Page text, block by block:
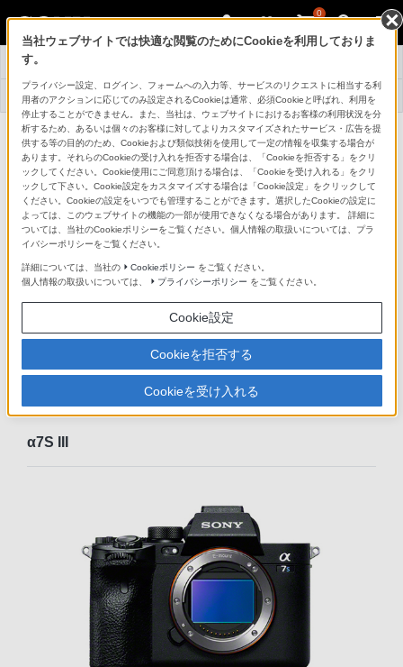
0
店舗情報・
アクセス
採用情報
よくある
お問い合わせ
新商品 発売前先行体験・展示につい
て
下記の日程・場所にて、発売前にいち早く商品をご覧い
ただけます。皆様のお越しをお待ちしております。
ソニーストア 直営店舗で、新商品を体験いただけます。
デジタル一眼カメラ α
α7S III
当社ウェブサイトでは快適な閲覧のためにCookieを利用しておりま
す。
プライバシー設定、ログイン、フォームへの入力等、サービスのリクエストに相当する利
用者のアクションに応じてのみ設定されるCookieは通常、必須Cookieと呼ばれ、利用を
停止することができません。また、当社は、ウェブサイトにおけるお客様の利用状況を分
析するため、あるいは個々のお客様に対してよりカスタマイズされたサービス・広告を提
供する等の目的のため、Cookieおよび類似技術を使用して一定の情報を収集する場合が
あります。それらのCookieの受け入れを拒否する場合は、「Cookieを拒否する」をクリ
ックしてください。Cookie使用にご同意頂ける場合は、「Cookieを受け入れる」をクリ
ックして下さい。Cookie設定をカスタマイズする場合は「Cookie設定」をクリックして
ください。Cookieの設定をいつでも管理することができます。選択したCookieの設定に
よっては、このウェブサイトの機能の一部が使用できなくなる場合があります。 詳細に
ついては、当社のCookieポリシーをご覧ください。個人情報の取扱いについては、プラ
イバシーポリシーをご覧ください。
詳細については、当社の Cookieポリシー をご覧ください。
個人情報の取扱いについては、
プライバシーポリシー をご覧ください。
Cookie設定
Cookieを拒否する
Cookieを受け入れる